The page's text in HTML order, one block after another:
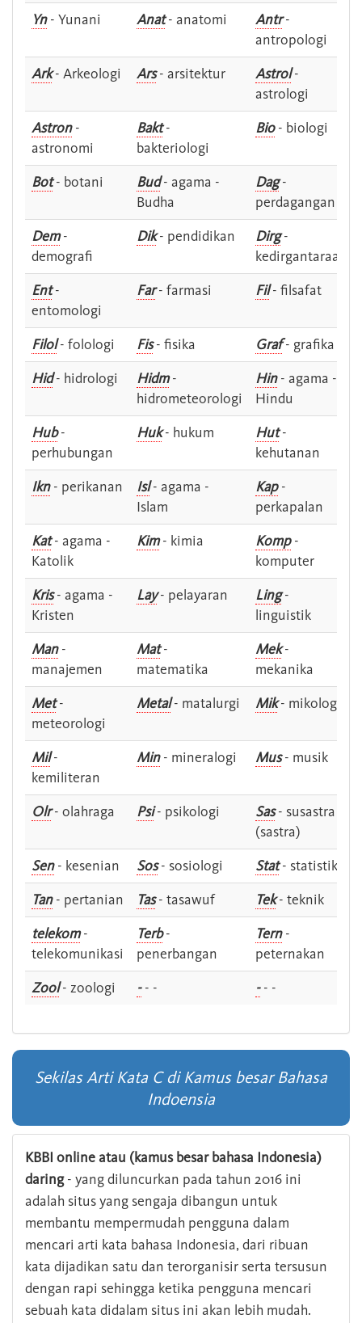
Yn- Yunani Anat- anatomi Antr-
antropologi
Ark- Arkeologi Ars- arsitektur Astrol-
astrologi
Astron-
astronomi
Bakt-
bakteriologi
Bio- biologi
Bot- botani Bud- agama -
Budha
Dag-
perdagangan
Dem-
demografi
Dik- pendidikan Dirg-
kedirgantaraan
Ent-
entomologi
Far- farmasi Fil- filsafat
Filol- folologi Fis- fisika Graf- grafika
Hid- hidrologi Hidm-
hidrometeorologi
Hin- agama -
Hindu
Hub-
perhubungan
Huk- hukum Hut-
kehutanan
Ikn- perikanan Isl- agama -
Islam
Kap-
perkapalan
Kat- agama -
Katolik
Kim- kimia Komp-
komputer
Kris- agama -
Kristen
Lay- pelayaran Ling-
linguistik
Man-
manajemen
Mat-
matematika
Mek-
mekanika
Met-
meteorologi
Metal- matalurgi Mik- mikologi
Mil-
kemiliteran
Min- mineralogi Mus- musik
Olr- olahraga Psi- psikologi Sas- susastra -
(sastra)
Sen- kesenian Sos- sosiologi Stat- statistik
Tan- pertanian Tas- tasawuf Tek- teknik
telekom-
telekomunikasi
Terb-
penerbangan
Tern-
peternakan
Zool- zoologi -- - -- -
Sekilas Arti Kata C di Kamus besar Bahasa
Indoensia
KBBI online atau (kamus besar bahasa Indonesia)
daring- yang diluncurkan pada tahun 2016 ini
adalah situs yang sengaja dibangun untuk
membantu mempermudah pengguna dalam
mencari arti kata bahasa Indonesia, dari ribuan
kata dijadikan satu dan terorganisir serta tersusun
dengan rapi sehingga ketika pengguna mencari
sebuah kata didalam situs ini akan lebih mudah.